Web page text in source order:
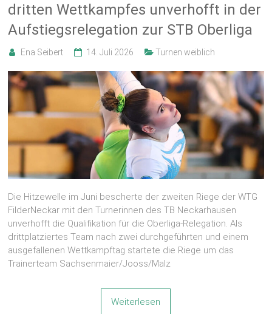
dritten Wettkampfes unverhofft in der
Aufstiegsrelegation zur STB Oberliga
Ena Seibert 14. Juli 2026 Turnen weiblich
Die Hitzewelle im Juni bescherte der zweiten Riege der WTG
FilderNeckar mit den Turnerinnen des TB Neckarhausen
unverhofft die Qualifikation für die Oberliga-Relegation. Als
drittplatziertes Team nach zwei durchgeführten und einem
ausgefallenen Wettkampftag startete die Riege um das
Trainerteam Sachsenmaier/Jooss/Malz
Weiterlesen